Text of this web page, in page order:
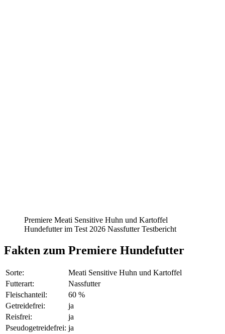
Premiere Meati Sensitive Huhn und Kartoffel
Hundefutter im Test 2026 Nassfutter Testbericht
Fakten zum Premiere Hundefutter
Sorte:
Meati Sensitive Huhn und Kartoffel
Futterart:
Nassfutter
Fleischanteil:
60 %
Getreidefrei:
ja
Reisfrei:
ja
Pseudogetreidefrei: ja